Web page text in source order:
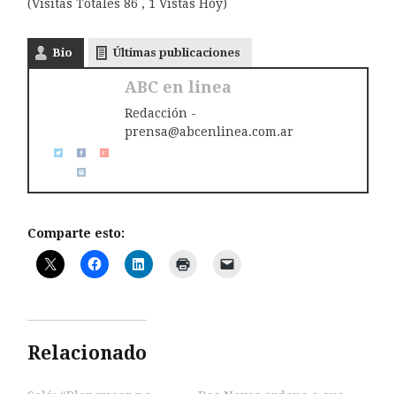
(Visitas Totales 86 , 1 Vistas Hoy)
Bio Últimas publicaciones
ABC en linea
Redacción -
prensa@abcenlinea.com.ar
Comparte esto:
Relacionado